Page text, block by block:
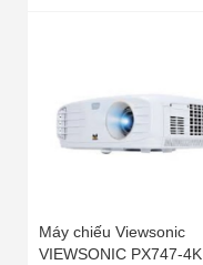
Máy chiếu Viewsonic
VIEWSONIC PX747-4K